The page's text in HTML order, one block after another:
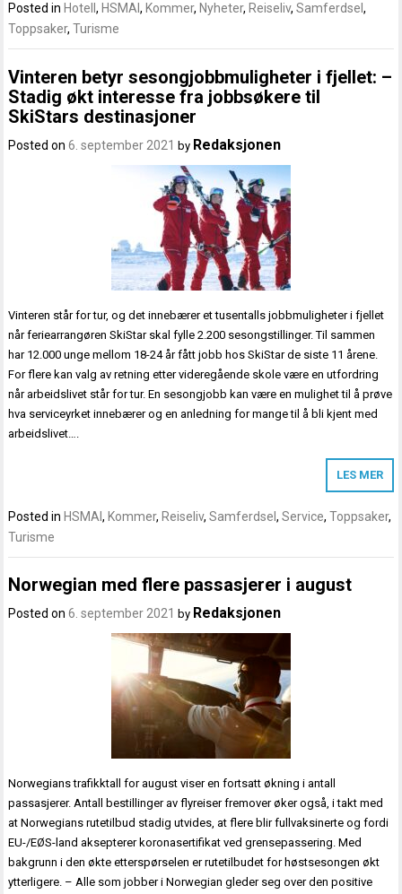
Posted in Hotell, HSMAI, Kommer, Nyheter, Reiseliv,Samferdsel,
Toppsaker,Turisme
Vinteren betyr sesongjobbmuligheter i fjellet: –
Stadig økt interesse fra jobbsøkere til
SkiStars destinasjoner
Posted on6. september 2021 by Redaksjonen
Vinteren står for tur, og det innebærer et tusentalls jobbmuligheter i fjellet
når feriearrangøren SkiStar skal fylle 2.200 sesongstillinger. Til sammen
har 12.000 unge mellom 18-24 år fått jobb hos SkiStar de siste 11 årene.
For flere kan valg av retning etter videregående skole være en utfordring
når arbeidslivet står for tur. En sesongjobb kan være en mulighet til å prøve
hva serviceyrket innebærer og en anledning for mange til å bli kjent med
arbeidslivet….
LES MER
Posted in HSMAI, Kommer, Reiseliv,Samferdsel,Service,Toppsaker,
Turisme
Norwegian med flere passasjerer i august
Posted on6. september 2021 by Redaksjonen
Norwegians trafikktall for august viser en fortsatt økning i antall
passasjerer. Antall bestillinger av flyreiser fremover øker også, i takt med
at Norwegians rutetilbud stadig utvides, at flere blir fullvaksinerte og fordi
EU-/EØS-land aksepterer koronasertifikat ved grensepassering. Med
bakgrunn i den økte etterspørselen er rutetilbudet for høstsesongen økt
ytterligere. – Alle som jobber i Norwegian gleder seg over den positive